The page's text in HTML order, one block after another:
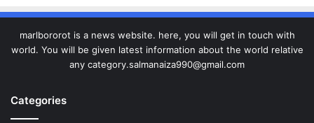
marlbororot is a news website. here, you will get in touch with
world. You will be given latest information about the world relative
any category.salmanaiza990@gmail.com
Categories